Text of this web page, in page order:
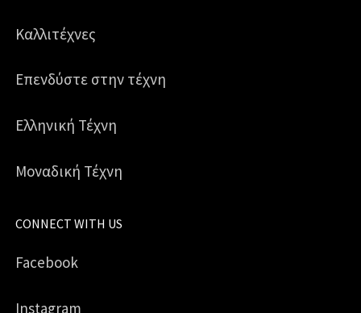
Καλλιτέχνες
Επενδύστε στην τέχνη
Ελληνική Τέχνη
Μοναδική Τέχνη
CONNECT WITH US
Facebook
Instagram